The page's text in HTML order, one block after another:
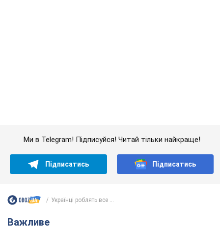
українцям розповіли, чого очікувати